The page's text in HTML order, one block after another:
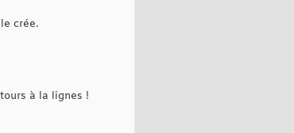
crée.
à la lignes !